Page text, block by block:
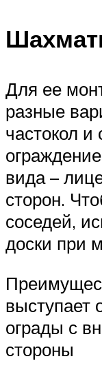
Для ее
разные
частокол и
вида –
сторон.
соседей,
доски при
выступает
ограды с
стороны